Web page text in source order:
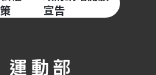
宣告